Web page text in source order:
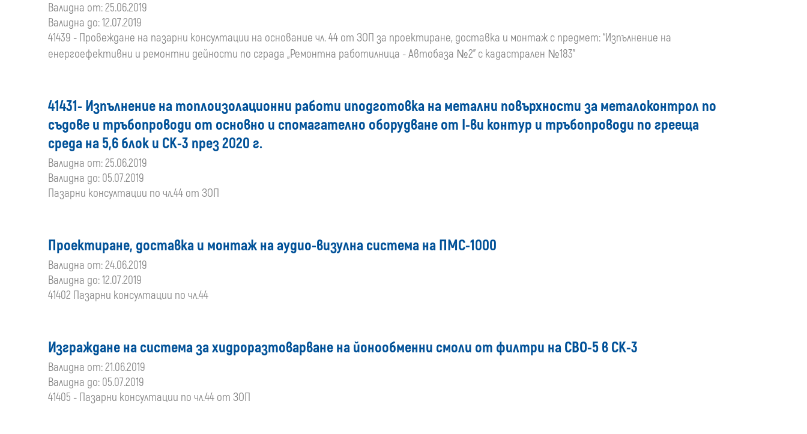
Валидна от: 25.06.2019
Валидна до: 12.07.2019
41439 - Провеждане на пазарни консултации на основание чл. 44 от ЗОП за проектиране, доставка и монтаж с предмет: “Изпълнение на
енергоефективни и ремонтни дейности по сграда „Ремонтна работилница - Автобаза №2” с кадастрален №183”
41431- Изпълнение на топлоизолационни работи иподготовка на метални повърхности за металоконтрол по
съдове и тръбопроводи от основно и спомагателно оборудване от I-ви контур и тръбопроводи по грееща
среда на 5,6 блок и СК-3 през 2020 г.
Валидна от: 25.06.2019
Валидна до: 05.07.2019
Пазарни консултации по чл.44 от ЗОП
Проектиране, доставка и монтаж на аудио-визулна система на ПМС-1000
Валидна от: 24.06.2019
Валидна до: 12.07.2019
41402 Пазарни консултации по чл.44
Изграждане на система за хидроразтоварване на йонообменни смоли от филтри на СВО-5 в СК-3
Валидна от: 21.06.2019
Валидна до: 05.07.2019
41405 - Пазарни консултации по чл.44 от ЗОП